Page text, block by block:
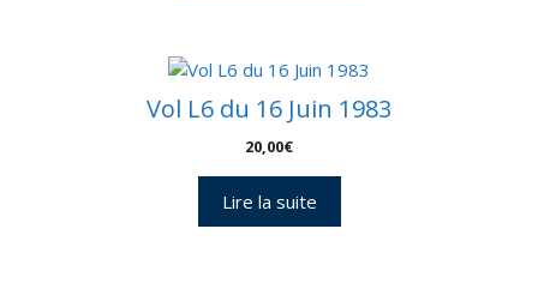
Vol L6 du 16 Juin 1983
20,00€
Lire la suite